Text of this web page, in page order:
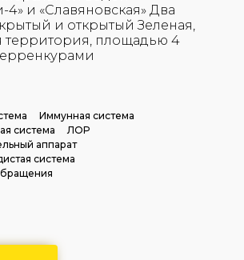
4» и «Славяновская» Два
и открытый Зеленая,
территория, площадью 4
Иммунная система
система
ЛОР
аппарат
система